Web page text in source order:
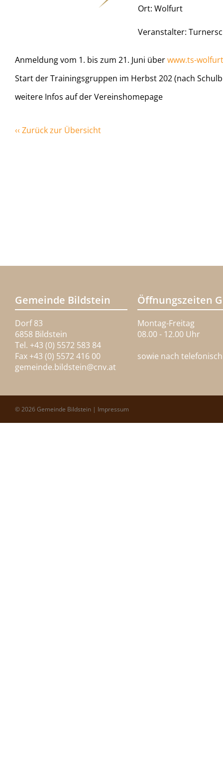
Ort: Wolfurt
Veranstalter:
Anmeldung vom 1. bis zum 21. Juni überwww.ts-
Start der Trainingsgruppen im Herbst 202 (nach
weitere Infos auf der Vereinshomepage
‹‹ Zurück zur Übersicht
Gemeinde Bildstein
Dorf 83
6858 Bildstein
Tel. +43 (0) 5572 583 84
Fax +43 (0) 5572 416 00
gemeinde.bildstein@cnv.at
Öffnungszeiten
Montag-Freitag
08.00 - 12.00 Uhr
sowie nach
© 2026 Gemeinde Bildstein | Impressum